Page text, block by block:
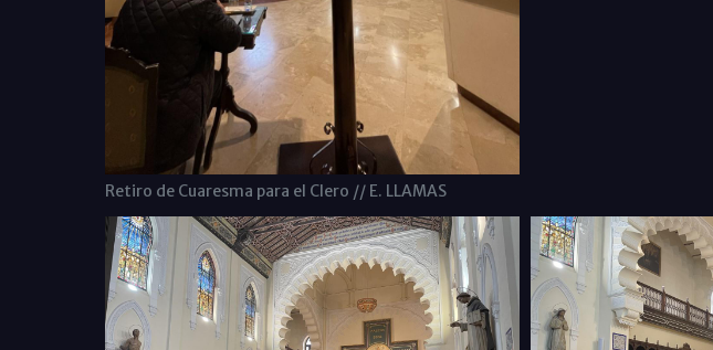
Retiro de Cuaresma para el Clero // E. LLAMAS